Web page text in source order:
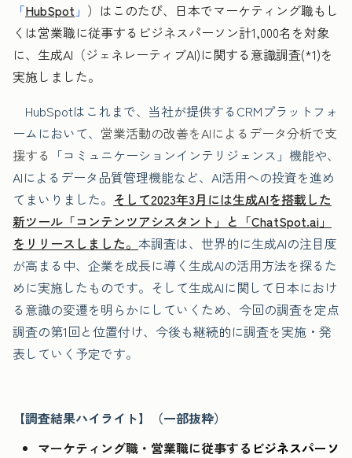
「HubSpot 」 ）はこのたび、日本でマーケティング職もし
くは営業職に従事するビジネスパーソン計1,000名を対象
に、生成AI（ジェネレーティブAI)に関する意識調査(*1)を
実施しました。
HubSpotはこれまで、当社が提供するCRMプラットフォ
ームにおいて、 営業活動の改善をAIによるデータ分析で支
援する 「コミュニケーションインテリジェンス」機能や、
AIによるデータ品質管理機能など、AI活用への投資を進め
てまいりました。 そして2023年3月には生成AIを搭載した
新ツール「コンテンツアシスタント」と「ChatSpot.ai」
をリリースしました。 本調査は、世界的に生成AIの注目度
が高まる中、企業を成長に導く生成AIの活用方法を探るた
めに実施したものです。そして生成AIに関して日本におけ
る意識の変遷を明らかにしていくため、今回の調査を定点
調査の第1回と位置付け、今後も継続的に調査を実施・発
表していく予定です。
【調査結果ハイライト】（一部抜粋）
マーケティング職・営業職に従事する ビジネスパーソ